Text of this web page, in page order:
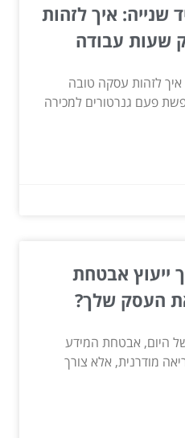
שנייה: איך לזהות
שעות עבודה
איך לזהות עסקה טובה
פעם גנרטורים למכירה
ייעוץ אבטחת
העסק שלך?
היום, אבטחת המידע
מודרנית, אלא צורך